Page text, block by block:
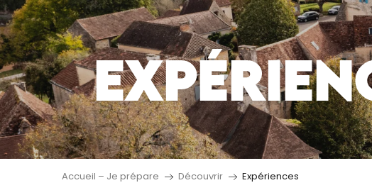
Accueil – Je prépare Découvrir Expériences